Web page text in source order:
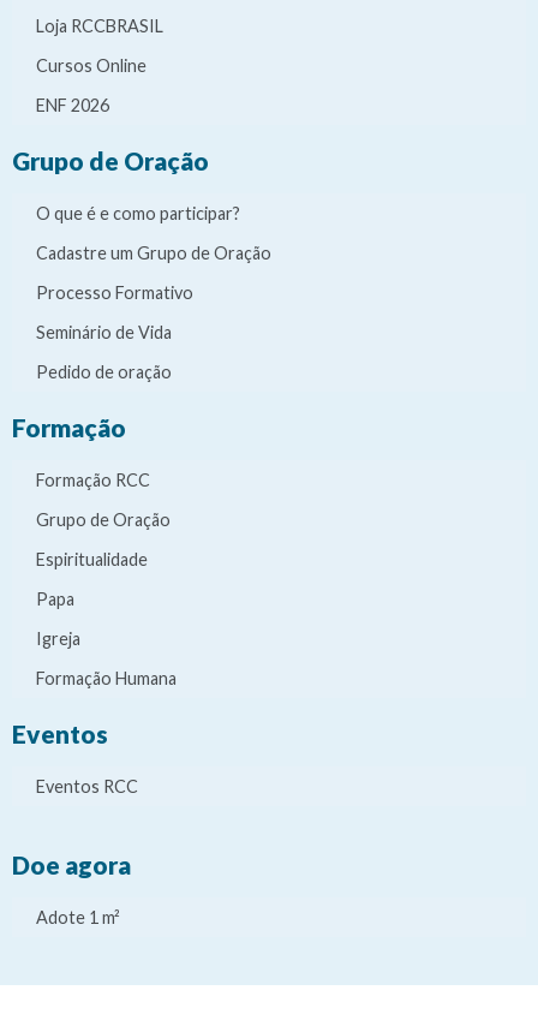
Loja RCCBRASIL
Cursos Online
ENF 2026
Grupo de Oração
O que é e como participar?
Cadastre um Grupo de Oração
Processo Formativo
Seminário de Vida
Pedido de oração
Formação
Formação RCC
Grupo de Oração
Espiritualidade
Papa
Igreja
Formação Humana
Eventos
Eventos RCC
Doe agora
Adote 1 m²